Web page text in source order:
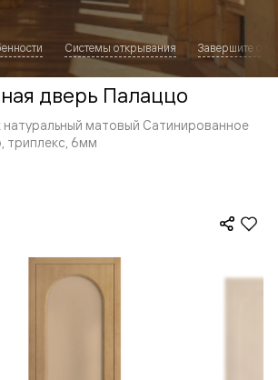
Системы открывания Завершите
дверь Палаццо
матовый Сатинированное
триплекс, 6мм